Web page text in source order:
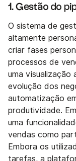
1. Gestão do
O sistema de
altamente
criar fases
processos de
uma visualização
evolução dos
automatização
produtividade.
uma
vendas como
Embora os
tarefas, a